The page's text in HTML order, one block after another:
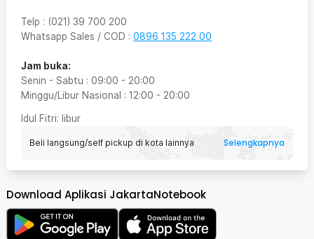
Telp : (021) 39 700 200
Whatsapp Sales / COD : 0896 135 222 00
Jam buka:
Senin - Sabtu : 09:00 - 20:00
Minggu/Libur Nasional : 12:00 - 20:00
Idul Fitri: libur
Beli langsung/self pickup di kota lainnya Selengkapnya
Download Aplikasi JakartaNotebook